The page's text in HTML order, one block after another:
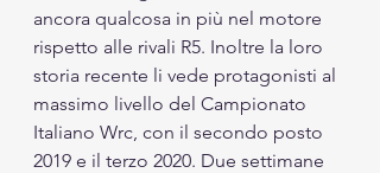
ancora qualcosa in più nel motore
rispetto alle rivali R5. Inoltre la loro
storia recente li vede protagonisti al
massimo livello del Campionato
Italiano Wrc, con il secondo posto
2019 e il terzo 2020. Due settimane